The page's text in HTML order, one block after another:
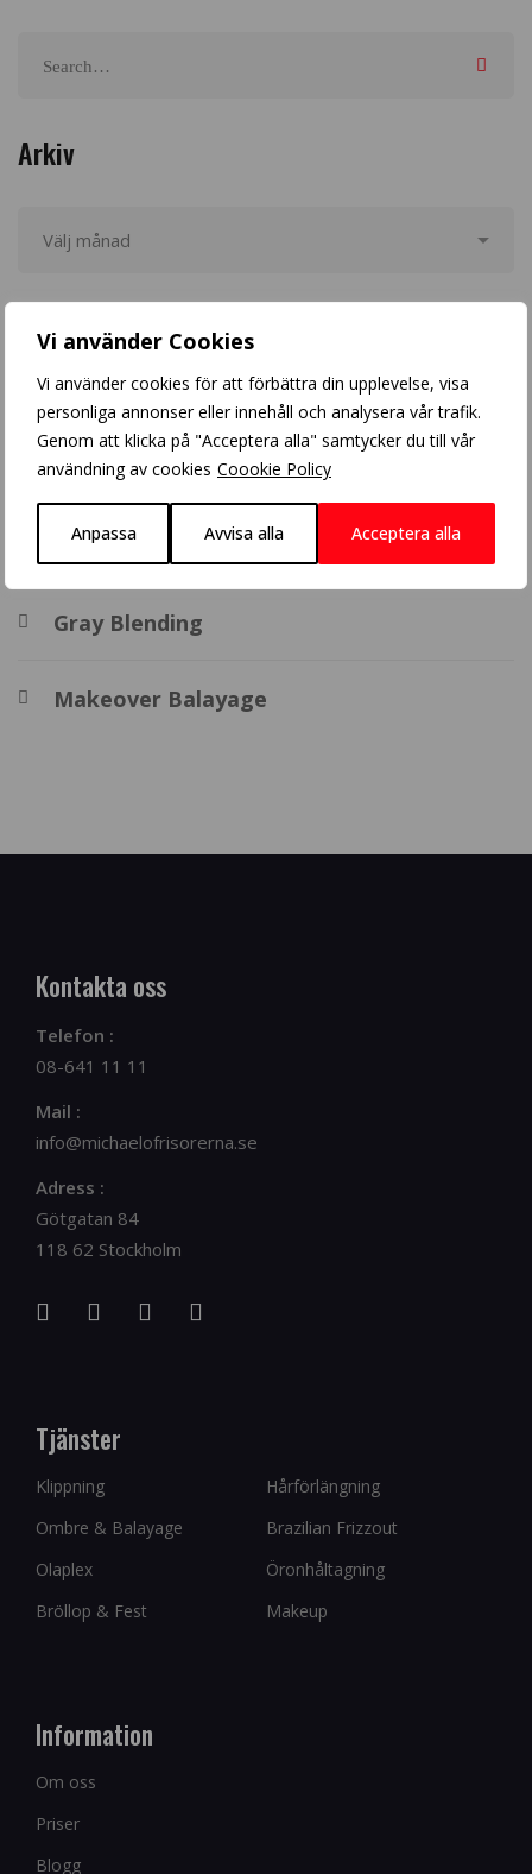
Vi använder Cookies
Vi använder cookies för att förbättra din upplevelse, visa
personliga annonser eller innehåll och analysera vår trafik.
Genom att klicka på "Acceptera alla" samtycker du till vår
användning av cookies Coookie Policy
Anpassa Avvisa alla Acceptera alla
Arkiv
Populära inlägg
Crazy Color
Balayage
BHBD extensions
Gray Blending
Makeover Balayage
Kontakta oss
Telefon :
08-641 11 11
Mail :
info@michaelofrisorerna.se
Adress :
Götgatan 84
118 62 Stockholm
Tjänster
Klippning
Hårförlängning
Ombre & Balayage
Brazilian Frizzout
Olaplex
Öronhåltagning
Bröllop & Fest
Makeup
Information
Om oss
Priser
Blogg